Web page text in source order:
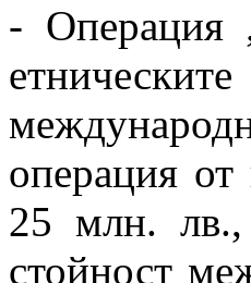
- Операция
операция
25 млн. лв.,
стойност